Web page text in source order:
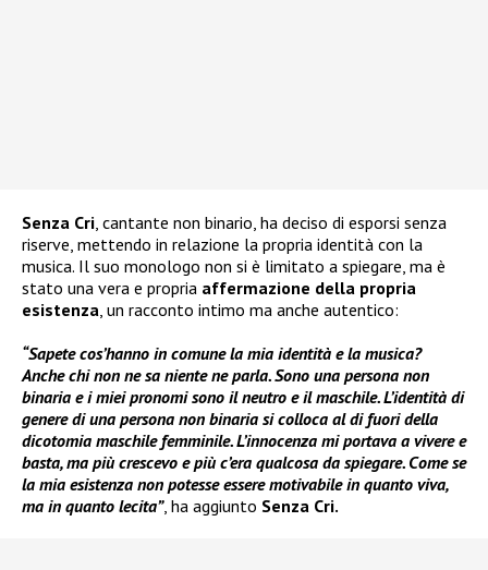
Senza Cri, cantante non binario, ha deciso di esporsi senza
riserve, mettendo in relazione la propria identità con la
musica. Il suo monologo non si è limitato a spiegare, ma è
stato una vera e propria affermazione della propria
esistenza, un racconto intimo ma anche autentico:
“Sapete cos’hanno in comune la mia identità e la musica?
Anche chi non ne sa niente ne parla. Sono una persona non
binaria e i miei pronomi sono il neutro e il maschile. L’identità di
genere di una persona non binaria si colloca al di fuori della
dicotomia maschile femminile. L’innocenza mi portava a vivere e
basta, ma più crescevo e più c’era qualcosa da spiegare. Come se
la mia esistenza non potesse essere motivabile in quanto viva,
ma in quanto lecita”, ha aggiunto Senza Cri.